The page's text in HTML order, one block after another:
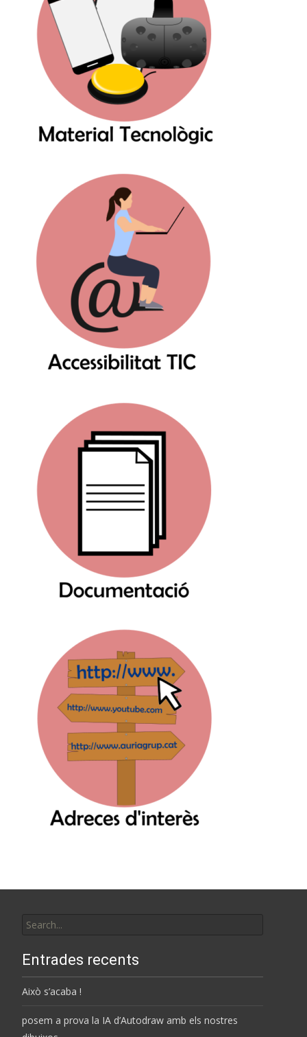
for:
Entrades recents
Això s’acaba !
posem a prova la IA d’Autodraw amb els nostres